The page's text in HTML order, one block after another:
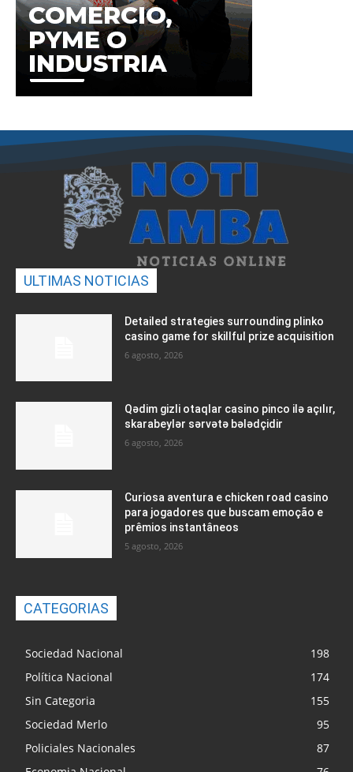
ULTIMAS NOTICIAS
Detailed strategies surrounding plinko
casino game for skillful prize acquisition
6 agosto, 2026
Qədim gizli otaqlar casino pinco ilə açılır,
skarabeylər sərvətə bələdçidir
6 agosto, 2026
Curiosa aventura e chicken road casino
para jogadores que buscam emoção e
prêmios instantâneos
5 agosto, 2026
CATEGORIAS
Sociedad Nacional
198
Política Nacional
174
Sin Categoria
155
Sociedad Merlo
95
Policiales Nacionales
87